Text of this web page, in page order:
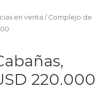
en venta / Complejo de
220.000